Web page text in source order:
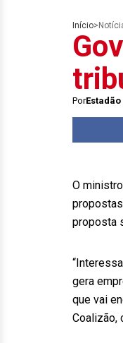
Início>
Por
O
proposta
gera
que vai
Coalizão,